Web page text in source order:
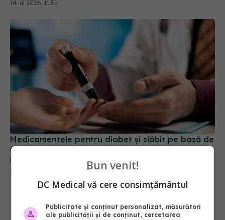
Medicamentele pentru diabet și slăbit pe bază de
GLP-1, asociate cu un risc cu până la 68% mai
mare de cădere a părului
23 iul 2026, 20:00
Bun venit!
DC Medical vă cere consimțământul
Publicitate și conținut personalizat, măsurători
ale publicității și de conținut, cercetarea